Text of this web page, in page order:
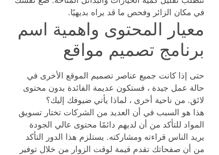
في مكان الزائر وفحص ما قد يراه بديهيًا.
معيار المحتوى واهمية اسم
برنامج تصميم مواقع
حتى إذا كانت جميع عناصر تصميم الموقع الأخرى في
حالة عمل جيدة ، فستكون عديمة الفائدة بدون محتوى
لائق. من ناحية أخرى ، لماذا يأتي ضيوفك إليك؟
هذا هو السبب في أن العديد من الشركات تختار تسويق
المواد للتأكد من أن لديهم دائمًا محتوى عالي الجودة
يريد الناس قراءته ومشاركته. يستلزم هذا الدور التأكد
من أن صفحاتك تقدم قيمة لوقت الزوار من خلال توفير